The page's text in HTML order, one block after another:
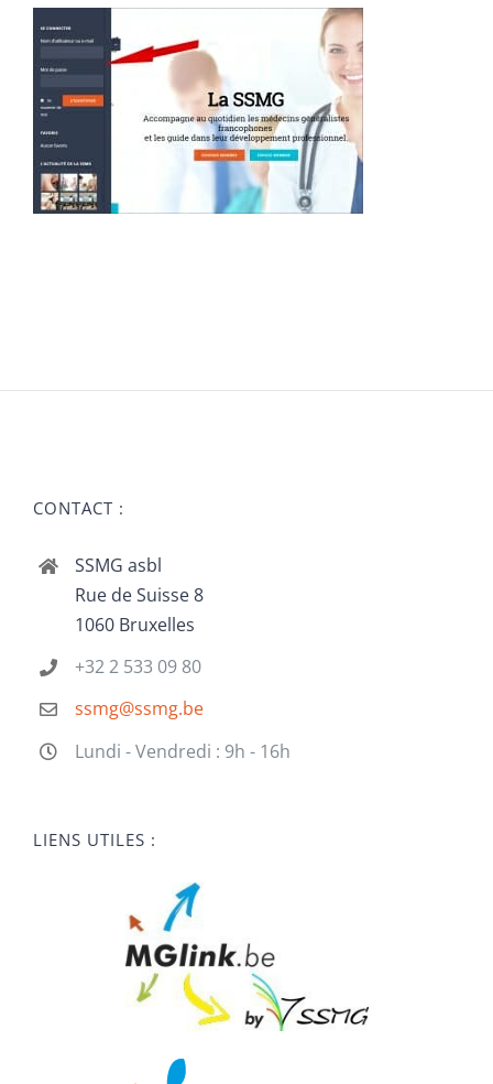
CONTACT :
SSMG asbl
Rue de Suisse 8
1060 Bruxelles
+32 2 533 09 80
ssmg@ssmg.be
Lundi - Vendredi : 9h - 16h
LIENS UTILES :